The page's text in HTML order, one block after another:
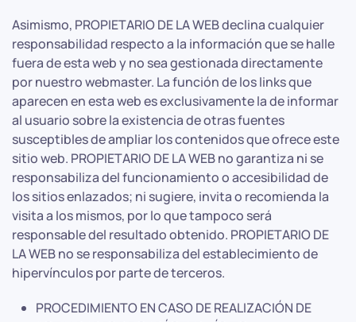
Asimismo, PROPIETARIO DE LA WEB declina cualquier
responsabilidad respecto a la información que se halle
fuera de esta web y no sea gestionada directamente
por nuestro webmaster. La función de los links que
aparecen en esta web es exclusivamente la de informar
al usuario sobre la existencia de otras fuentes
susceptibles de ampliar los contenidos que ofrece este
sitio web. PROPIETARIO DE LA WEB no garantiza ni se
responsabiliza del funcionamiento o accesibilidad de
los sitios enlazados; ni sugiere, invita o recomienda la
visita a los mismos, por lo que tampoco será
responsable del resultado obtenido. PROPIETARIO DE
LA WEB no se responsabiliza del establecimiento de
hipervínculos por parte de terceros.
PROCEDIMIENTO EN CASO DE REALIZACIÓN DE